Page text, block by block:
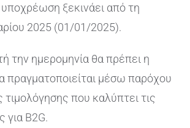
υποχρέωση ξεκινάει από τη
2025 (01/01/2025).
την ημερομηνία θα πρέπει η
πραγματοποιείται μέσω παρόχου
τιμολόγησης που καλύπτει τις
για B2G.